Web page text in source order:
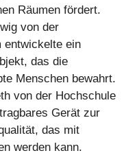
Räumen fördert.
von der
entwickelte ein
das die
Menschen bewahrt.
von der Hochschule
Gerät zur
das mit
werden kann.